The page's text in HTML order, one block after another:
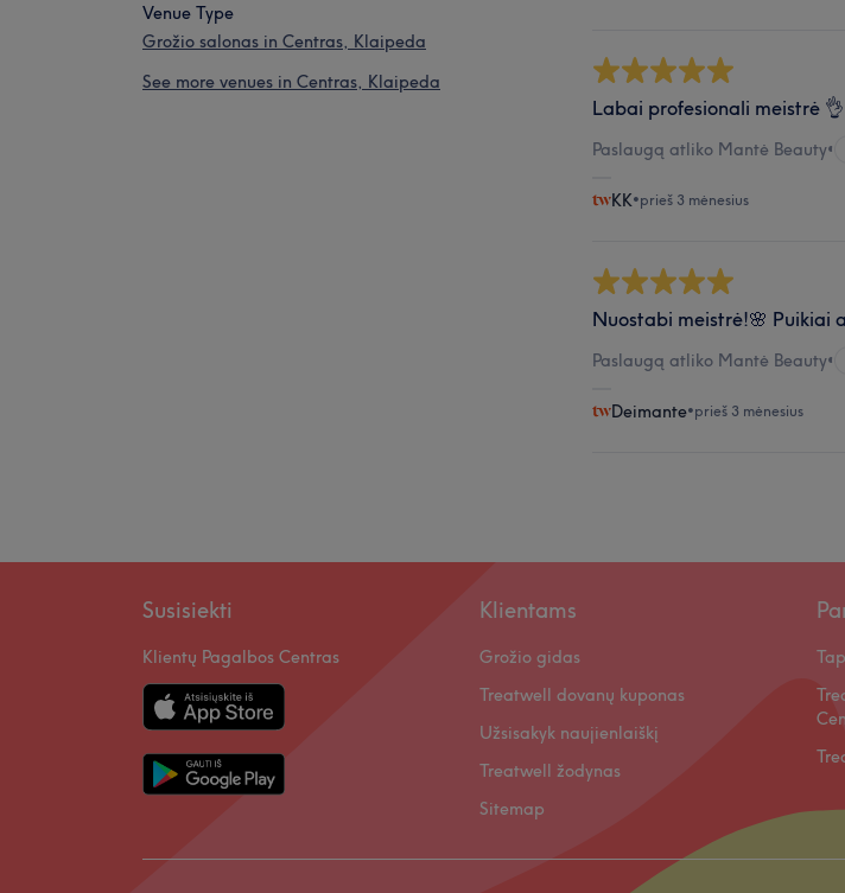
Venue Type
Grožio salonas in Centras, Klaipeda
See more venues in Centras, Klaipeda
Labai profesionali meistrė 👌
Paslaugą atliko Mantė Beauty•
KK•prieš 3 mėnesius
Nuostabi meistrė!🌸 Puikiai
Paslaugą atliko Mantė Beauty•
Deimante•prieš 3 mėnesius
Susisiekti
Klientų Pagalbos Centras
Klientams
Grožio gidas
Treatwell dovanų kuponas
Užsisakyk naujienlaiškį
Treatwell žodynas
Sitemap